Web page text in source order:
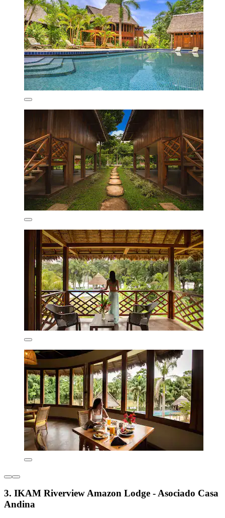
3. IKAM Riverview Amazon Lodge - Asociado Casa
Andina